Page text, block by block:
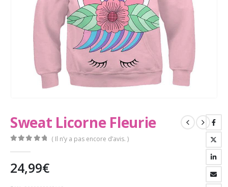
Sweat Licorne Fleurie
( Il n’y a pas encore d’avis. )
24,99€